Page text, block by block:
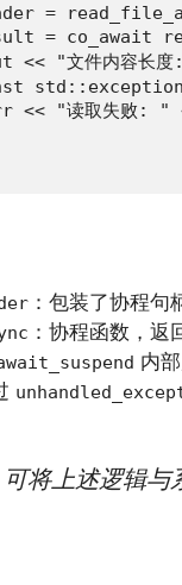
=
= co_await
<< "文件内容长
<< "读取失败:
：包装了协程句
：协程函数，返
内
将上述逻辑